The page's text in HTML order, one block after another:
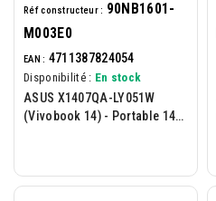
Réf constructeur : 90NB1601-
M003E0
EAN : 4711387824054
Disponibilité : En stock
ASUS X1407QA-LY051W
(Vivobook 14) - Portable 14p